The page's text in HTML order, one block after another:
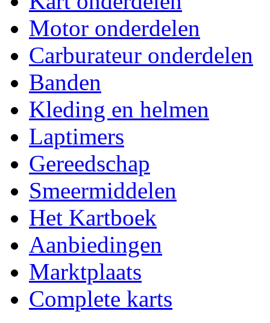
Motor onderdelen
Carburateur onderdelen
Banden
Kleding en helmen
Laptimers
Gereedschap
Smeermiddelen
Het Kartboek
Aanbiedingen
Marktplaats
Complete karts